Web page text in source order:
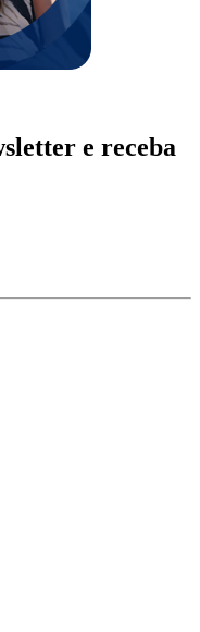
e receba